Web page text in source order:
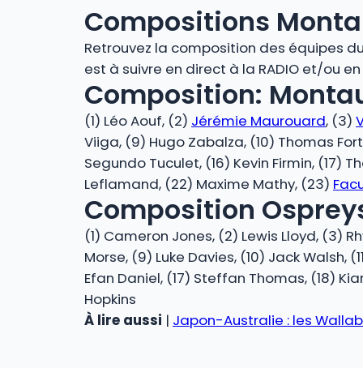
Compositions
Retrouvez la composition des équipes
est à suivre en direct à la RADIO et/ou en
Composition:
(1) Léo Aouf, (2) Jérémie Maurouard, (3)
Viiga, (9) Hugo Zabalza, (10) Thomas
Segundo Tuculet, (16) Kevin Firmin, (17)
Leflamand, (22) Maxime Mathy, (23)
Composition
(1) Cameron Jones, (2) Lewis Lloyd, (3)
Morse, (9) Luke Davies, (10) Jack Walsh,
Efan Daniel, (17) Steffan Thomas, (18)
Hopkins
À lire aussi | Japon-Australie : les